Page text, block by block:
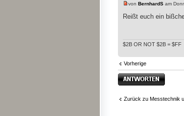
von BernhardS am
Reißt euch ein
$2B OR NOT $2B = $FF
Vorherige
Antwort erstellen
Zurück zu Messtechnik